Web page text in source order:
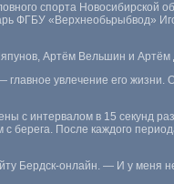
спорта Новосибирской
ФГБУ « Верхнеобьрыбвод»
, Артём Вельшин и Артём
увлечение его
с интервалом в 15 секунд
берега. После каждого
Бердск-онлайн. — И у меня